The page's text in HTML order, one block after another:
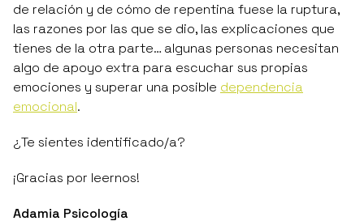
de relación y de cómo de repentina fuese la ruptura,
las razones por las que se dio, las explicaciones que
tienes de la otra parte… algunas personas necesitan
algo de apoyo extra para escuchar sus propias
emociones y superar una posible dependencia
emocional.
¿Te sientes identificado/a?
¡Gracias por leernos!
Adamia Psicología